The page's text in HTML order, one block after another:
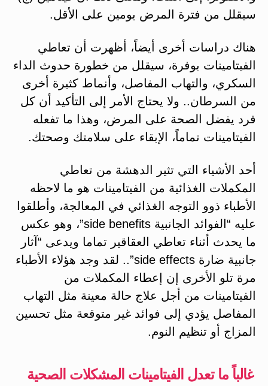
سيقلل من فترة المرض يومين على الأقل.
هناك دراسات أخرى أيضاً، أظهرت أن تعاطي
الفيتامينات بوفرة، سيقلل من خطورة حدوث الداء
السكري، والتهاب المفاصل، وأنماط كثيرة أخرى
من السرطان.. ولا يحتاج الأمر إلى التأكيد أن كل
فرد يفضل الصحة على المرض، وهذا ما تفعله
الفيتامينات تماماً، الإبقاء على سلامتك وصحتك.
أحد الأشياء التي تثير الدهشة من تعاطي
المكملات الغذائية من الفيتامينات هو ما لاحظه
الأطباء ذوو التوجه الغذائي في المعالجة، وأطلقوا
عليه “الفوائد الجانبية side benefits”، وهو عكس
ما يحدث أثناء تعاطي العقاقير تماما ويدعى “آثار
جانبية ضارة side effects”.. لقد وجد هؤلاء الأطباء
مرة تلو الأخرى إن إعطاء المكملات من
الفيتامينات من أجل علاج حالة معينة مثل التهاب
المفاصل يؤدي إلى فوائد غير متوقعة مثل تحسين
المزاج أو تنظيم النوم.
غالباً ما تعدل الفيتامينات المشكلات الصحية